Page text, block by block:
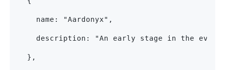
    name: "Aardonyx",
description: "An early stage in the
  },